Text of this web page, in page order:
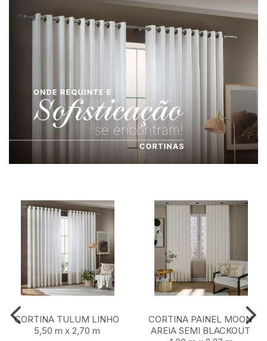
CORTINA TULUM LINHO
5,50 m x 2,70 m
CORTINA PAINEL MOON
AREIA SEMI BLACKOUT